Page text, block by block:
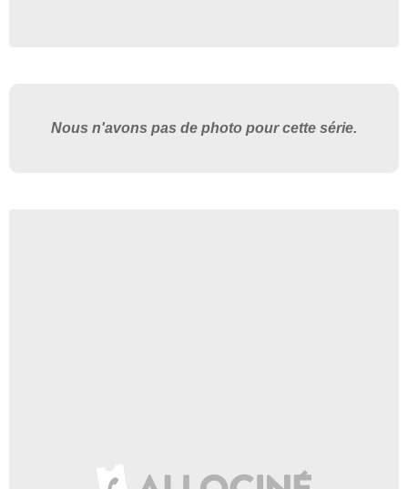
Nous n'avons pas de photo pour cette série.